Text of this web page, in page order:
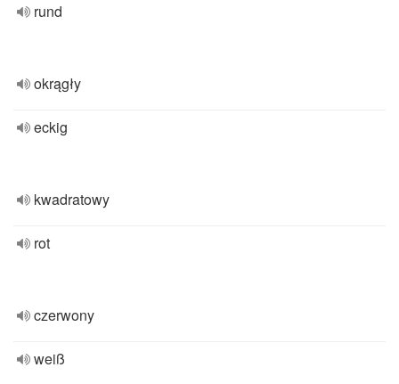
rund
okrągły
eckig
kwadratowy
rot
czerwony
weiß